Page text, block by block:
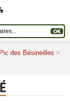
Pic des Bésineilles >